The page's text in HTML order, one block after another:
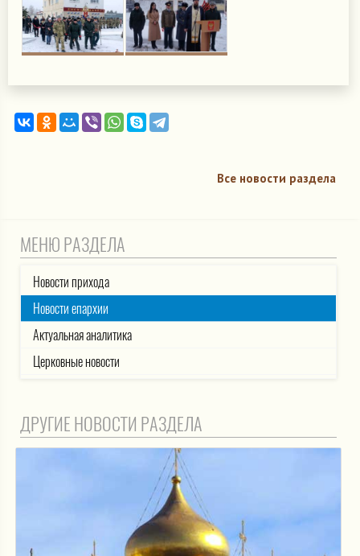
Все новости раздела
МЕНЮ РАЗДЕЛА
Новости прихода
Новости епархии
Актуальная аналитика
Церковные новости
ДРУГИЕ НОВОСТИ РАЗДЕЛА